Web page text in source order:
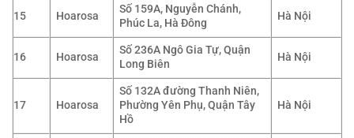
15 Hoarosa
Số 159A, Nguyễn Chánh,
Phúc La, Hà Đông
Hà Nội
16 Hoarosa
Số 236A Ngô Gia Tự, Quận
Long Biên
Hà Nội
17 Hoarosa
Số 132A đường Thanh Niên,
Phường Yên Phụ, Quận Tây
Hồ
Hà Nội